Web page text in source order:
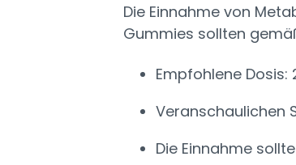
Die Einnahme von
Gummies sollten
Empfohlene
Veranschaulichen
Die Einnahme